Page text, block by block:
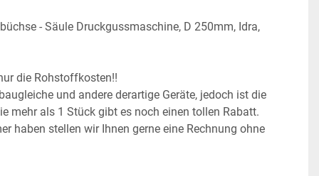
- Säule Druckgussmaschine, D 250mm, Idra,
die Rohstoffkosten!!
und andere derartige Geräte, jedoch ist die
mehr als 1 Stück gibt es noch einen tollen Rabatt.
haben stellen wir Ihnen gerne eine Rechnung ohne